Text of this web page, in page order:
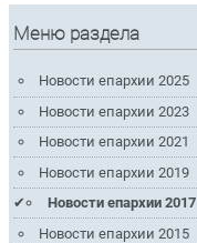
Меню раздела
Новости епархии 2025
Новости епархии 2023
Новости епархии 2021
Новости епархии 2019
Новости епархии 2017
Новости епархии 2015